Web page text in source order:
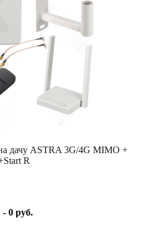
дачу ASTRA 3G/4G MIMO +
R
- 0 руб.